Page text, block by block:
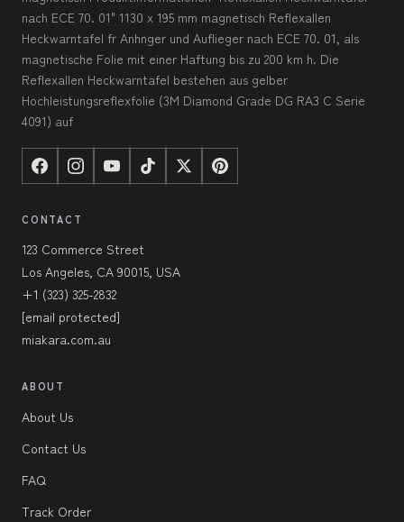
nach ECE 70. 01" 1130 x 195 mm magnetisch Reflexallen
Heckwarntafel fr Anhnger und Auflieger nach ECE 70. 01, als
magnetische Folie mit einer Haftung bis zu 200 km h. Die
Reflexallen Heckwarntafel bestehen aus gelber
Hochleistungsreflexfolie (3M Diamond Grade DG RA3 C Serie
4091) auf
CONTACT
123 Commerce Street
Los Angeles, CA 90015, USA
+1 (323) 325-2832
[email protected]
miakara.com.au
ABOUT
About Us
Contact Us
FAQ
Track Order